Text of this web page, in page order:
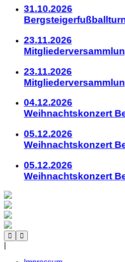
31.10.2026
23.11.2026
23.11.2026
04.12.2026
Weihnachtskonzert
05.12.2026
Weihnachtskonzert
05.12.2026
Weihnachtskonzert